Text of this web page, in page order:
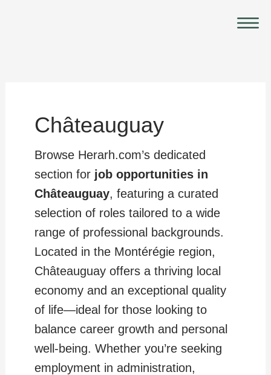
Main
Menu
Châteauguay
Browse Herarh.com’s dedicated
section for job opportunities in
Châteauguay, featuring a curated
selection of roles tailored to a wide
range of professional backgrounds.
Located in the Montérégie region,
Châteauguay offers a thriving local
economy and an exceptional quality
of life—ideal for those looking to
balance career growth and personal
well-being. Whether you’re seeking
employment in administration,